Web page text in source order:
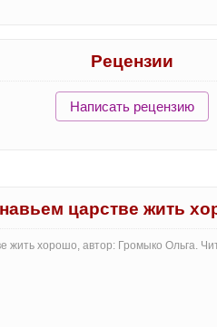
Рецензии
Написать рецензию
царстве жить
жить хорошо, автор: Громыко Ольга.